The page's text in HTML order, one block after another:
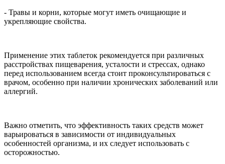
- Травы и корни, которые могут иметь очищающие и
укрепляющие свойства.
Применение этих таблеток рекомендуется при различных
расстройствах пищеварения, усталости и стрессах, однако
перед использованием всегда стоит проконсультироваться с
врачом, особенно при наличии хронических заболеваний или
аллергий.
Важно отметить, что эффективность таких средств может
варьироваться в зависимости от индивидуальных
особенностей организма, и их следует использовать с
осторожностью.